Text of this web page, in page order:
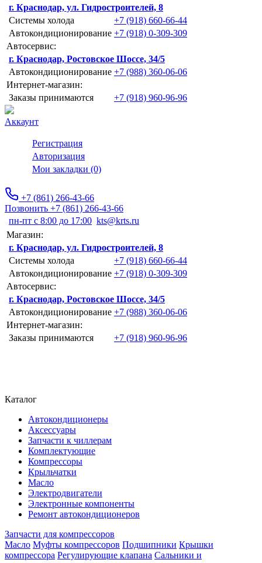
г. Краснодар, ул. Гидростроителей, 8
Системы холода
+7 (918) 660-66-44
Автокондиционирование +7 (918) 0-309-309
Автосервис:
г. Краснодар, Ростовское Шоссе, 34/5
Автокондиционирование +7 (988) 360-06-06
Интернет-магазин:
Заказы принимаются
+7 (918) 960-96-96
Аккаунт
Регистрация
Авторизация
Мои закладки (0)
+7 (861) 266-43-66
Позвонить +7 (861) 266-43-66
пн-пт с 8:00 до 17:00 kts@krts.ru
Магазин:
г. Краснодар, ул. Гидростроителей, 8
Системы холода
+7 (918) 660-66-44
Автокондиционирование +7 (918) 0-309-309
Автосервис:
г. Краснодар, Ростовское Шоссе, 34/5
Автокондиционирование +7 (988) 360-06-06
Интернет-магазин:
Заказы принимаются
+7 (918) 960-96-96
Каталог
Автокондиционеры
Аксессуары
Запчасти к чиллерам
Комплектующие
Компрессоры
Крыльчатки
Масло
Электродвигатели
Электронные компоненты
Ремонт автокондиционеров
Запчасти для компрессоров
Масло Муфты компрессоров Подшипники Крышки
компрессора Регулирующие клапана Сальники и